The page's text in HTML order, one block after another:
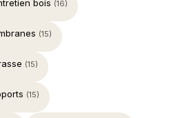
bois (16)
(15)
(15)
(15)